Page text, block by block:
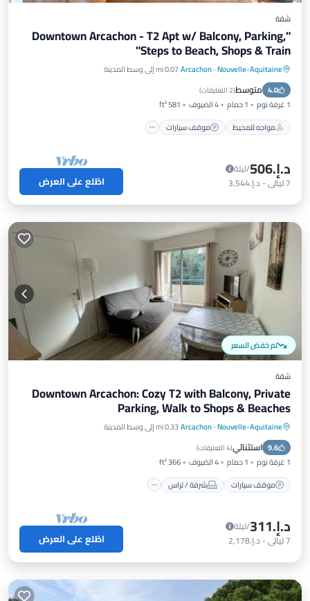
شقة
"Downtown Arcachon - T2 Apt w/ Balcony, Parking,
Steps to Beach, Shops & Train"
Nouvelle-Aquitaine
·
Arcachon0.07 mi إلى وسط المدينة
4.0 متوسط(2 التعليقات )
1 غرفة نوم 1 حمام 4 الضيوف
581 ft²
مواجه للمحيط
موقف سيارات
مواجه للمحيط
موقف سيارات
إطلالة على المحيط
د.إ.‏506
/ليلة
7ليالي- د.إ.‏3,544 اطّلع على العرض
تم خفض السعر
شقة
Downtown Arcachon: Cozy T2 with Balcony, Private
Parking, Walk to Shops & Beaches
Nouvelle-Aquitaine
·
Arcachon0.33 mi إلى وسط المدينة
9.6 استثنائي(4 التعليقات )
1 غرفة نوم 1 حمام 4 الضيوف
366 ft²
موقف سيارات
شرفة / تراس
موقف سيارات شرفة / تراس
مطبخ
مناسب للحيوانات الأليفة
د.إ.‏311
/ليلة
7ليالي- د.إ.‏2,178 اطّلع على العرض